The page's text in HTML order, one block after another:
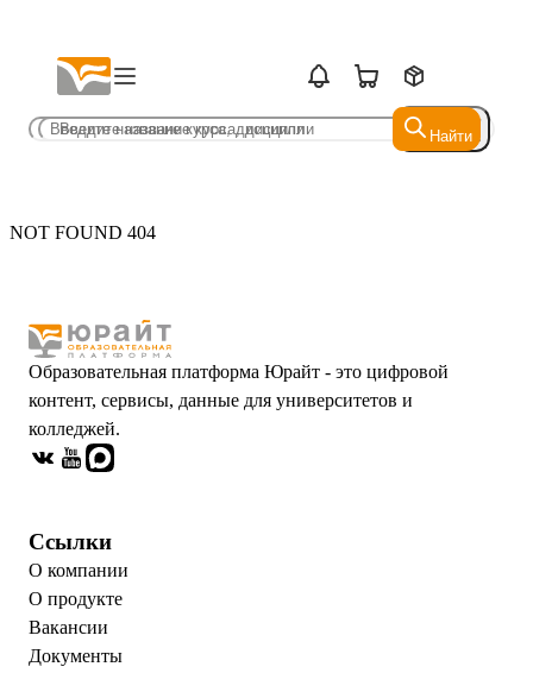
Найти
Найти
NOT FOUND 404
Образовательная платформа Юрайт - это цифровой
контент, сервисы, данные для университетов и
колледжей.
Ссылки
О компании
О продукте
Вакансии
Документы